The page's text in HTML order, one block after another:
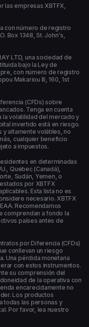
las empresas XBTFX,
con número de registro
Box 1348, St. John's,
LTD, una sociedad de
bajo la Ley de
con número de registro
Makariou ΙΙΙ, 160, 1st
(CFDs) sobre
Tenga en cuenta
la volatilidad del mercado y
invertido está en riesgo.
altamente volátiles, no
cualquier beneficio
a impuestos.
en determinadas
Quebec (Canadá),
Sudán, Yemen, o
por XBTFX
Esta lista no es
necesario. XBTFX
Recomendamos
comprendan a fondo la
países antes de
por Diferencia (CFDs)
conllevan un riesgo
Una pérdida monetaria
con estos instrumentos.
su comprensión del
de la operativa con
encarecidamente no
Los productos
todas las personas y
Por favor, lea nuestro